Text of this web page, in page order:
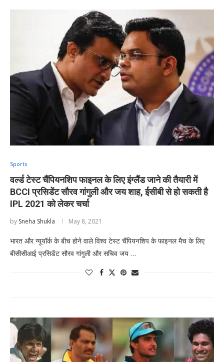
Sports
वर्ल्ड टेस्ट चैंपियनशिप फाइनल के लिए इंग्लैंड जाने की तैयारी में
BCCI प्रसिडेंट सौरव गांगुली और जय शाह, ईसीबी से हो सकती है
IPL 2021 को लेकर चर्चा
by Sneha Shukla May 8, 2021
भारत और न्यूयॉर्क के बीच होने वाले विश्व टेस्ट चैंपियनशिप के फाइनल मैच के लिए
बीसीसीआई प्रसिडेंट सौरव गांगुली और सचिव जय …